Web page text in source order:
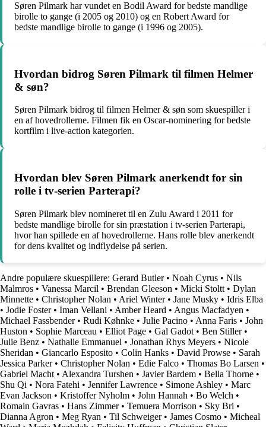
Søren Pilmark har vundet en Bodil Award for bedste mandlige
birolle to gange (i 2005 og 2010) og en Robert Award for
bedste mandlige birolle to gange (i 1996 og 2005).
Hvordan bidrog Søren Pilmark til filmen Helmer
& søn?
Søren Pilmark bidrog til filmen Helmer & søn som skuespiller i
en af hovedrollerne. Filmen fik en Oscar-nominering for bedste
kortfilm i live-action kategorien.
Hvordan blev Søren Pilmark anerkendt for sin
rolle i tv-serien Parterapi?
Søren Pilmark blev nomineret til en Zulu Award i 2011 for
bedste mandlige birolle for sin præstation i tv-serien Parterapi,
hvor han spillede en af hovedrollerne. Hans rolle blev anerkendt
for dens kvalitet og indflydelse på serien.
Andre populære skuespillere: Gerard Butler• Noah Cyrus • Nils
Malmros • Vanessa Marcil • Brendan Gleeson • Micki Stoltt • Dylan
Minnette • Christopher Nolan • Ariel Winter• Jane Musky • Idris Elba
• Jodie Foster• Iman Vellani • Amber Heard • Angus Macfadyen •
Michael Fassbender• Rudi Køhnke • Julie Pacino • Anna Faris • John
Huston • Sophie Marceau • Elliot Page • Gal Gadot • Ben Stiller•
Julie Benz • Nathalie Emmanuel • Jonathan Rhys Meyers • Nicole
Sheridan • Giancarlo Esposito • Colin Hanks • David Prowse • Sarah
Jessica Parker• Christopher Nolan • Edie Falco • Thomas Bo Larsen •
Gabriel Macht • Alexandra Turshen • Javier Bardem • Bella Thorne •
Shu Qi • Nora Fatehi • Jennifer Lawrence • Simone Ashley • Marc
Evan Jackson • Kristoffer Nyholm • John Hannah • Bo Welch •
Romain Gavras • Hans Zimmer• Temuera Morrison • Sky Bri •
Dianna Agron • Meg Ryan • Til Schweiger• James Cosmo • Micheal